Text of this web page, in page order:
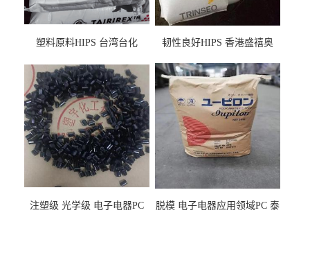
塑料原料HIPS 台湾台化
用料
韧性良好HIPS 香港盛禧奥
注塑级 光学级 电子电器PC
脱模 电子电器应用领域PC 泰